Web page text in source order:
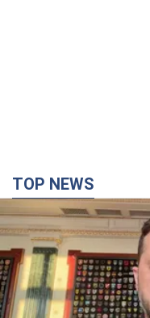
TOP NEWS